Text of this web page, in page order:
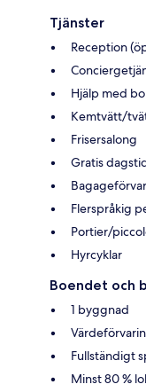
Tjänster
Reception
Hjälp med
Kemtvätt/
Frisersalong
Gratis
Flerspråkig
Portier/
Hyrcyklar
Boendet och
1 byggnad
Fullständigt
Minst 80 %